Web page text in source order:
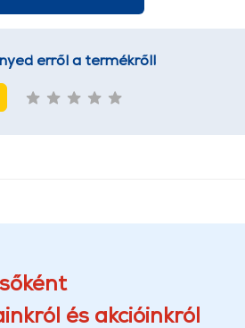
erről a termékről!
és akcióinkról